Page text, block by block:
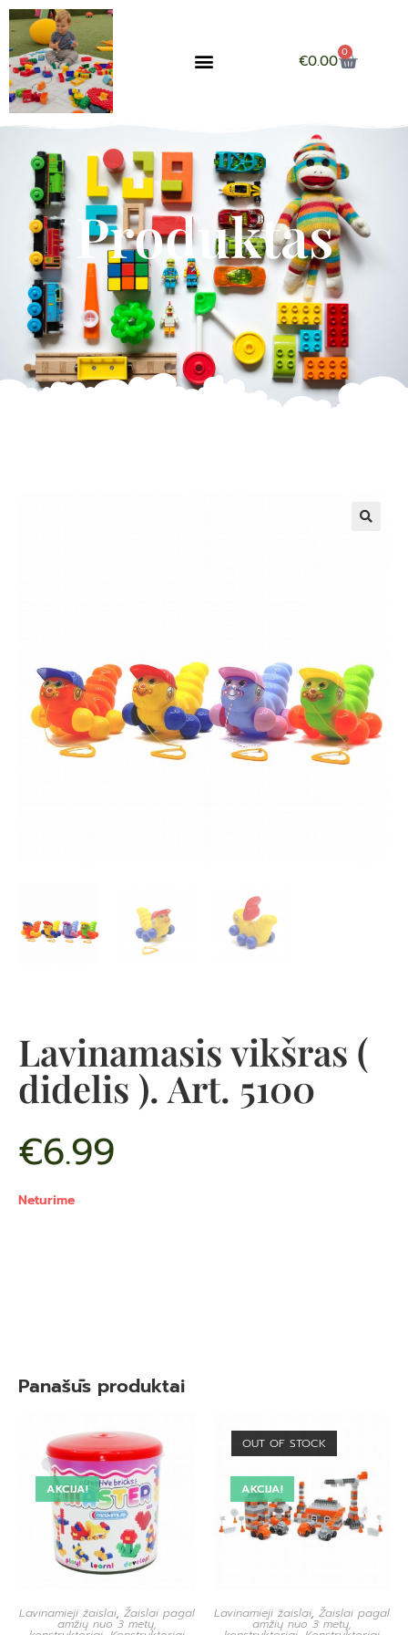
€0.00 0
Produktas
Lavinamasis vikšras (
didelis ). Art. 5100
€6.99
Neturime
Panašūs produktai
AKCIJA!
Lavinamieji žaislai, Žaislai pagal
amžių nuo 3 metų,
OUT OF STOCK
AKCIJA!
Lavinamieji žaislai, Žaislai pagal
amžių nuo 3 metų,